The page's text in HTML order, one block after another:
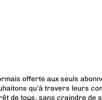
offerte aux seuls
qu’à travers leurs
de tous, sans craindre de